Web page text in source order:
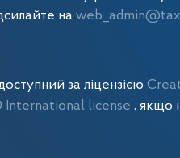
на
за ліцензією
license , якщо